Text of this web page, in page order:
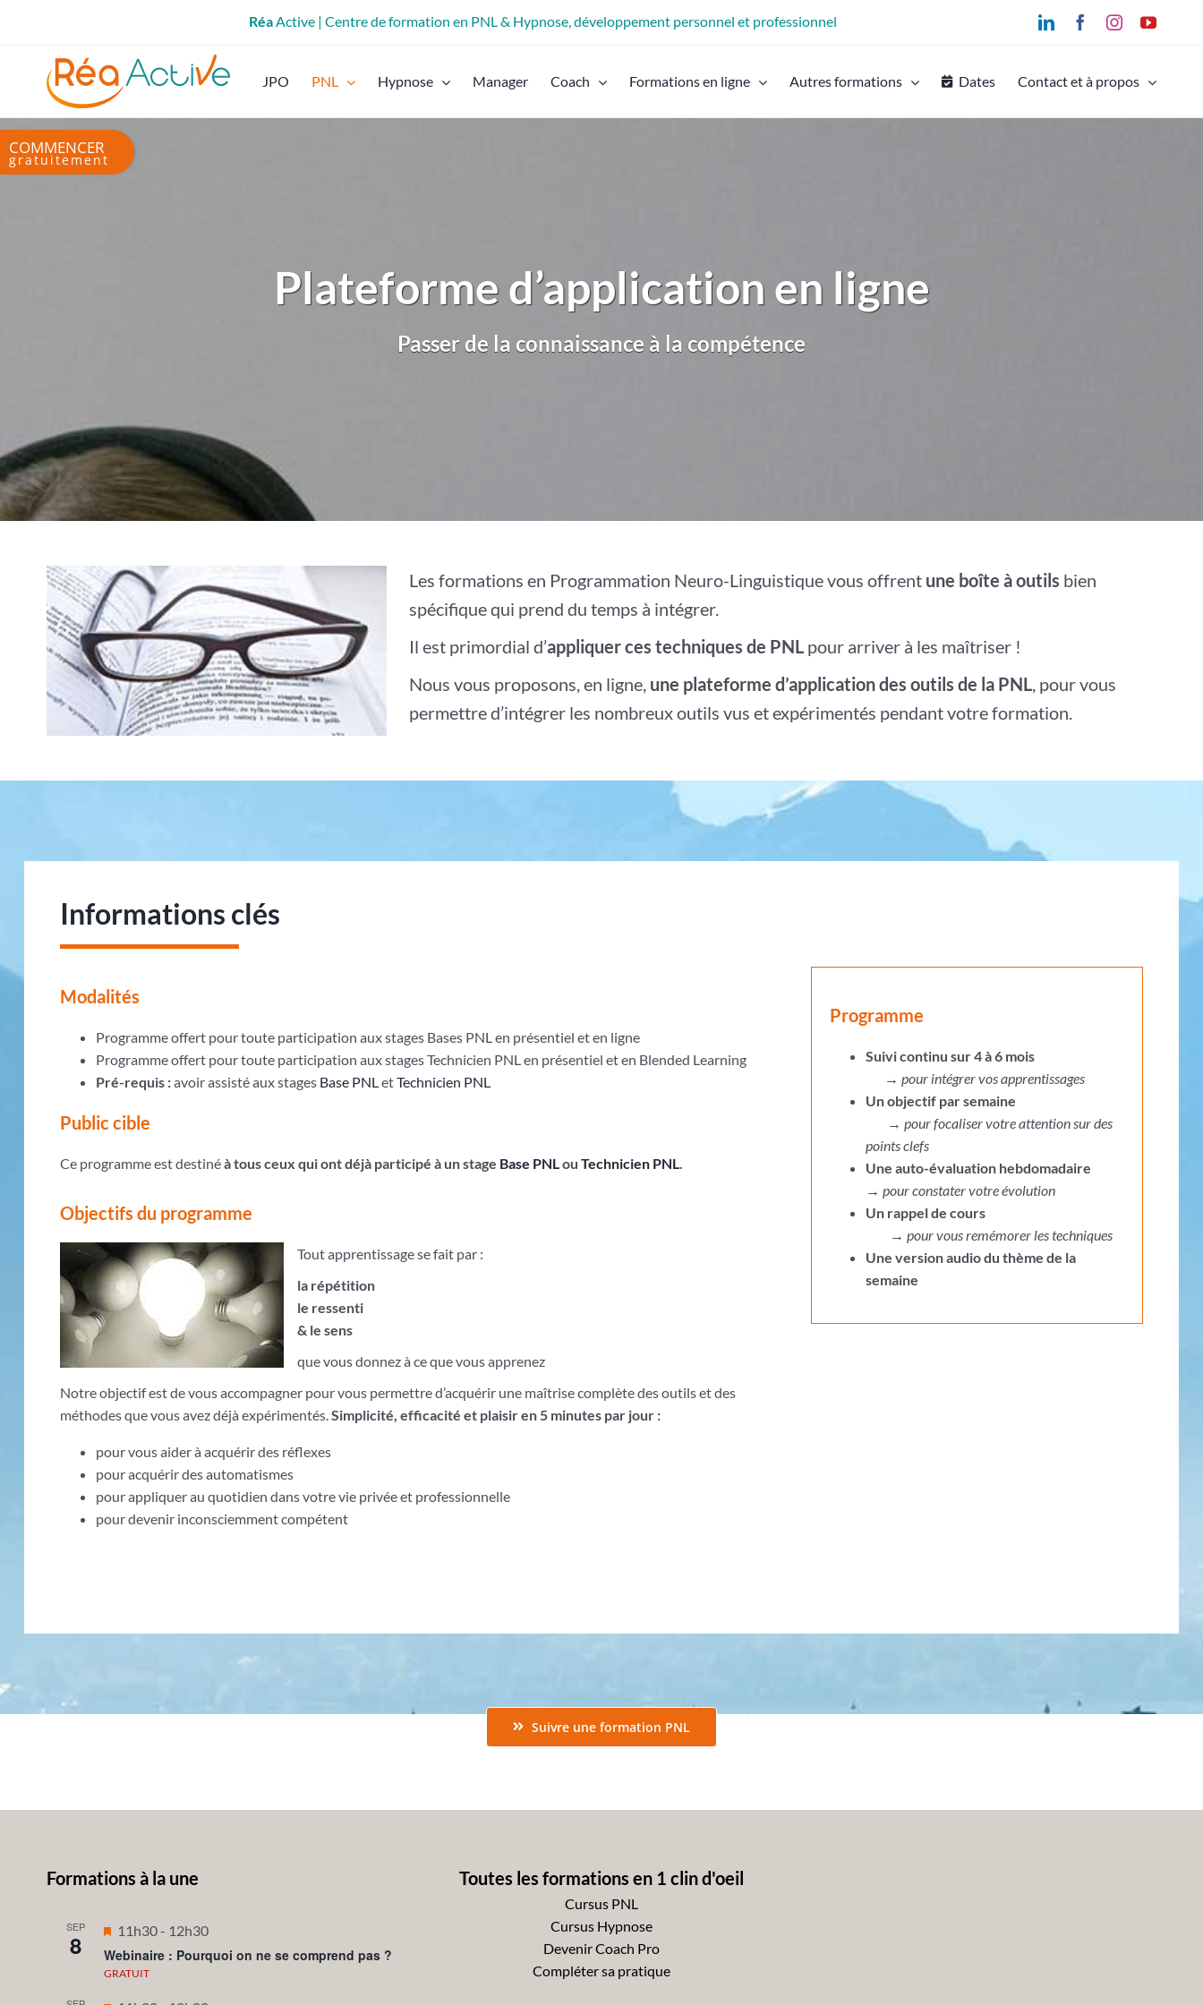
RéaActive | Centre de formation en PNL & Hypnose, développement personnel et professionnel LinkedInFacebookInstagram
JPO PNL Hypnose Manager Coach Formations en ligne Autres formations Dates Contact et à propos
Plateforme d’application en ligne
Passer de la connaissance à la compétence
Les formations en Programmation Neuro-Linguistique vous offrent une boîte à outils bien
spécifique qui prend du temps à intégrer.
Il est primordial d’appliquer ces techniques de PNL pour arriver à les maîtriser !
Nous vous proposons, en ligne, une plateforme d’application des outils de la PNL, pour vous
permettre d’intégrer les nombreux outils vus et expérimentés pendant votre formation.
Informations clés
Modalités
Programme offert pour toute participation aux stages Bases PNL en présentiel et en ligne
Programme offert pour toute participation aux stages Technicien PNL en présentiel et en Blended Learning
Pré-requis :avoir assisté aux stages Base PNLetTechnicien PNL
Public cible
Ce programme est destinéà tous ceux qui ont déjà participé à un stage Base PNLouTechnicien PNL.
Objectifs du programme
Tout apprentissage se fait par :
la répétition
le ressenti
& le sens
que vous donnez à ce que vous apprenez
Notre objectif est de vous accompagner pour vous permettre d’acquérir une maîtrise complète des outils et des
méthodes que vous avez déjà expérimentés.Simplicité, efficacité et plaisir en 5 minutes par jour :
pour vous aider à acquérir des réflexes
pour acquérir des automatismes
pour appliquer au quotidien dans votre vie privée et professionnelle
pour devenir inconsciemment compétent
Programme
Suivi continu sur 4 à 6 mois
→ pour intégrer vos apprentissages
Un objectif par semaine
→ pour focaliser votre attention sur des
points clefs
Une auto-évaluation hebdomadaire
→ pour constater votre évolution
Un rappel de cours
→ pour vous remémorer les techniques
Une version audio du thème de la
semaine
Suivre une formation PNL
Formations à la une
SEP
8
Mis
en
avant
11h30- 12h30
Webinaire : Pourquoi on ne se comprend pas ?
GRATUIT
Toutes les formations en 1 clin d'oeil
Cursus PNL
Cursus Hypnose
Devenir Coach Pro
Compléter sa pratique
Bascule
de